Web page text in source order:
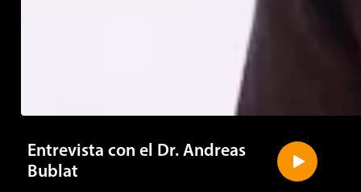
Entrevista con el Dr. Andreas
Bublat